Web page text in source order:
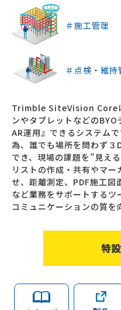
＃施工管理
＃点検・維持
Trimble SiteVision Core
ンやタブレットなどの
AR運用』できるシステム
為、誰でも場所を問わず３
でき、現場の課題を”見え
リストの作成・共有やマ
せ、距離測定、PDF施工図
など業務をサポートするツ
コミュニケーションの質を
特